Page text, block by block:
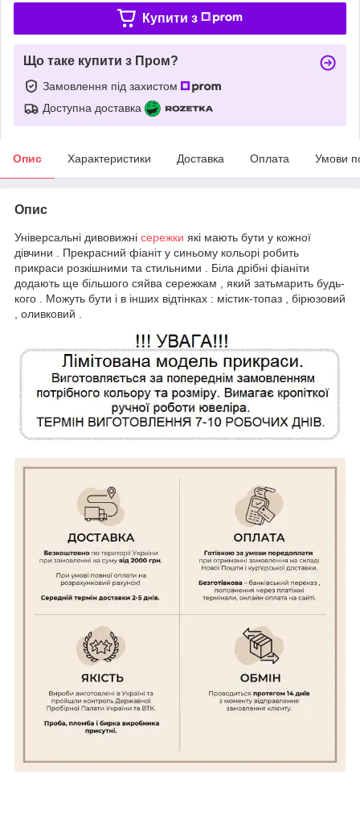
Купити з
Що таке купити з Пром?
Замовлення під захистом
Доступна доставка
Опис Характеристики Доставка Оплата Умови
Опис
Універсальні дивовижні сережки які мають бути у кожної
дівчини . Прекрасний фіаніт у синьому кольорі робить
прикраси розкішними та стильними . Біла дрібні фіаніти
додають ще більшого сяйва сережкам , який затьмарить будь-
кого . Можуть бути і в інших відтінках : містик-топаз , бірюзовий
, оливковий .